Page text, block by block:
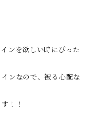
ンを欲しい時にぴった
ンなので、被る心配な
！！